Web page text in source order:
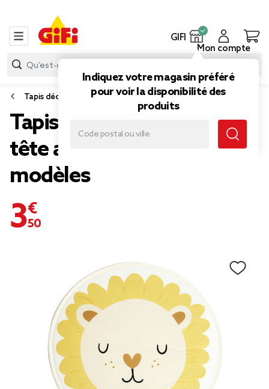
GIFI
Indiquez votre magasin préféré
pour voir la disponibilité des
produits
Mon compte
Tapis déco
Tapis enfant antidérapant
tête animal Ø50cm - 3
modèles
3,50 €